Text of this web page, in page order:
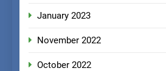
January 2023
November 2022
October 2022